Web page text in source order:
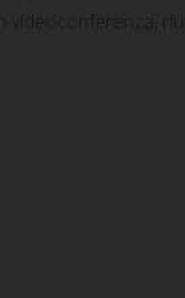
videoconferenza,